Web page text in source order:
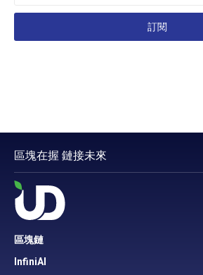
訂閱
區塊在握 鏈接未來
區塊鏈
InfiniAI